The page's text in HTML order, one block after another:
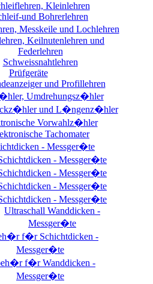
Kleinlehren
und Bohrerlehren
Messkeile und Lochlehren
Keilnutenlehren und
Federlehren
Schweissnahtlehren
Prüfgeräte
und Profillehren
Umdrehungsz�hler
und L�ngenz�hler
Vorwahlz�hler
Tachomater
- Messger�te
- Messger�te
- Messger�te
- Messger�te
- Messger�te
Ultraschall Wanddicken -
Messger�te
f�r Schichtdicken -
Messger�te
f�r Wanddicken -
Messger�te